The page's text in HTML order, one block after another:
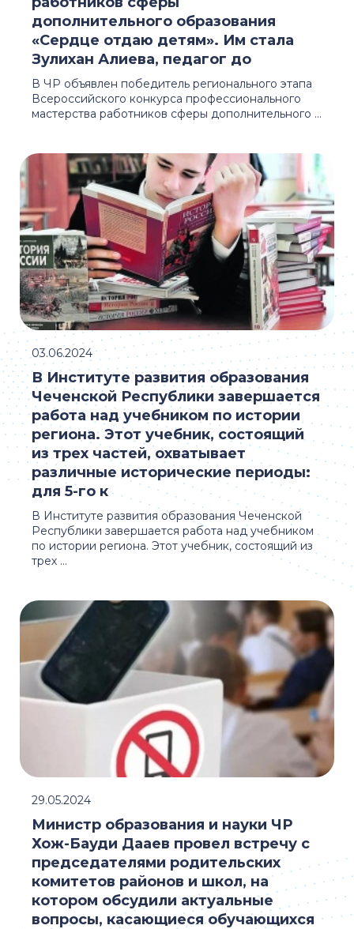
В ЧР объявлен победитель регионального этапа
Всероссийского конкурса профессионального
мастерства работников сферы дополнительного ...
дополнительного образования
«Сердце отдаю детям». Им стала
Зулихан Алиева, педагог до
В Институте развития образования Чеченской
Республики завершается работа над учебником
по истории региона. Этот учебник, состоящий из
трех ...
В Институте развития образования
Чеченской Республики завершается
работа над учебником по истории
региона. Этот учебник, состоящий
из трех частей, охватывает
различные исторические периоды:
для 5-го к
03.06.2024
Министр образования и науки ЧР
Хож-Бауди Дааев провел встречу с
председателями родительских
комитетов районов и школ, на
котором обсудили актуальные
вопросы, касающиеся обучающихся
29.05.2024